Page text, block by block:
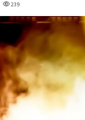
239